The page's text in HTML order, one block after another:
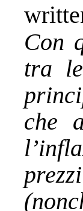
Con
tra
che